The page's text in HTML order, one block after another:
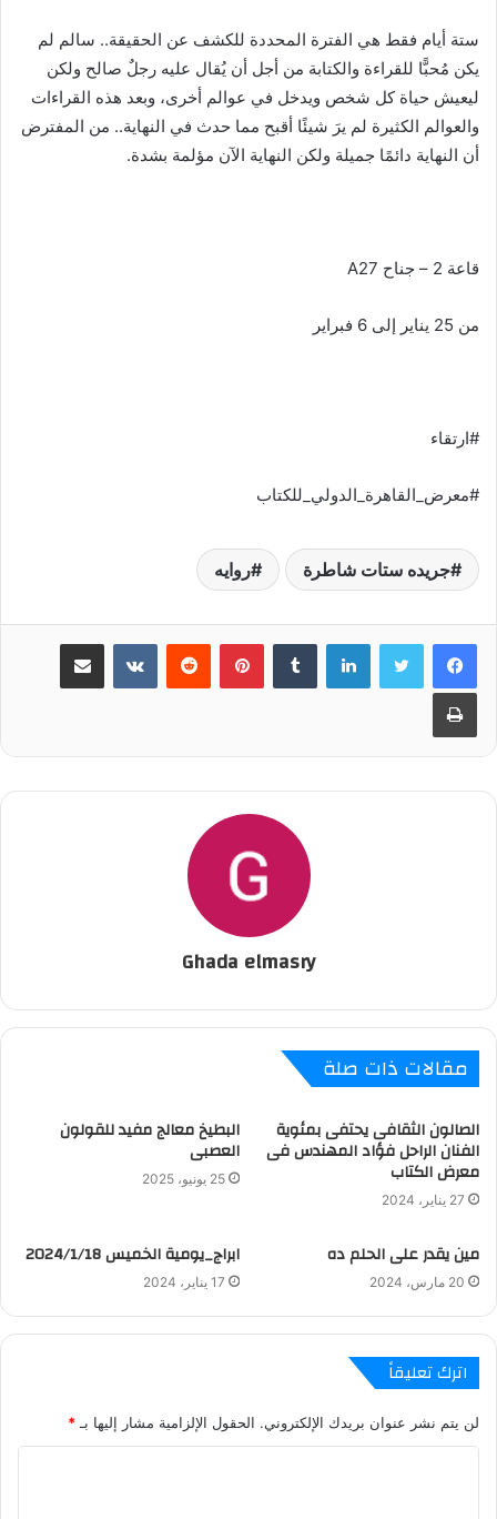
ستة أيام فقط هي الفترة المحددة للكشف عن الحقيقة.. سالم لم
يكن مُحبًّا للقراءة والكتابة من أجل أن يُقال عليه رجلٌ صالح ولكن
ليعيش حياة كل شخص ويدخل في عوالم أخرى، وبعد هذه القراءات
والعوالم الكثيرة لم يرَ شيئًا أقبح مما حدث في النهاية.. من المفترض
أن النهاية دائمًا جميلة ولكن النهاية الآن مؤلمة بشدة.
قاعة 2 – جناح A27
من 25 يناير إلى 6 فبراير
#ارتقاء
#معرض_القاهرة_الدولي_للكتاب
جريده ستات شاطرة روايه
لينكدإن بينتيريست
Ghada elmasry
مقالات ذات صلة
الصالون الثقافى يحتفى بمئوية
الفنان الراحل فؤاد المهندس فى
معرض الكتاب
27 يناير، 2024
البطيخ معالج مفيد للقولون
العصبى
25 يونيو، 2025
مين يقدر على الحلم ده
20 مارس، 2024
ابراج_يومية الخميس 2024/1/18
17 يناير، 2024
اترك تعليقاً
لن يتم نشر عنوان بريدك الإلكتروني. الحقول الإلزامية مشار إليها بـ*